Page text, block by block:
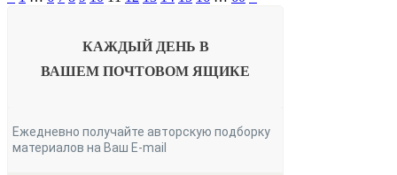
КАЖДЫЙ ДЕНЬ В
ВАШЕМ ПОЧТОВОМ ЯЩИКЕ
Ежедневно получайте авторскую подборку
материалов на Ваш E-mail